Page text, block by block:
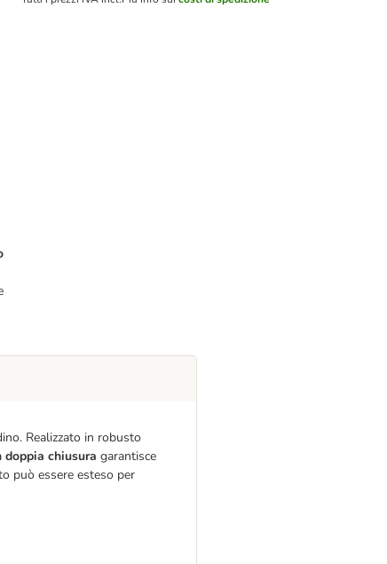
Realizzato in robusto
doppia chiusura garantisce
può essere esteso per